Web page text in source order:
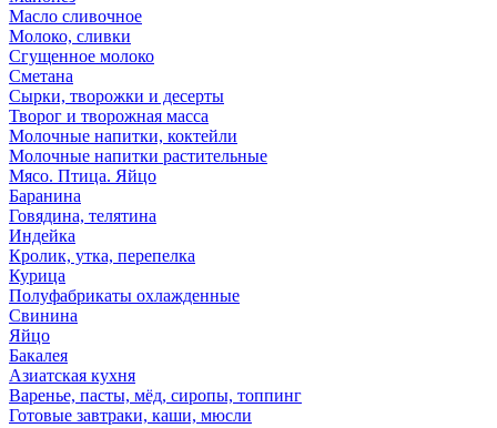
Масло сливочное
Молоко, сливки
Сгущенное молоко
Сметана
Сырки, творожки и десерты
Творог и творожная масса
Молочные напитки, коктейли
Молочные напитки растительные
Мясо. Птица. Яйцо
Баранина
Говядина, телятина
Индейка
Кролик, утка, перепелка
Курица
Полуфабрикаты охлажденные
Свинина
Яйцо
Бакалея
Азиатская кухня
Варенье, пасты, мёд, сиропы, топпинг
Готовые завтраки, каши, мюсли